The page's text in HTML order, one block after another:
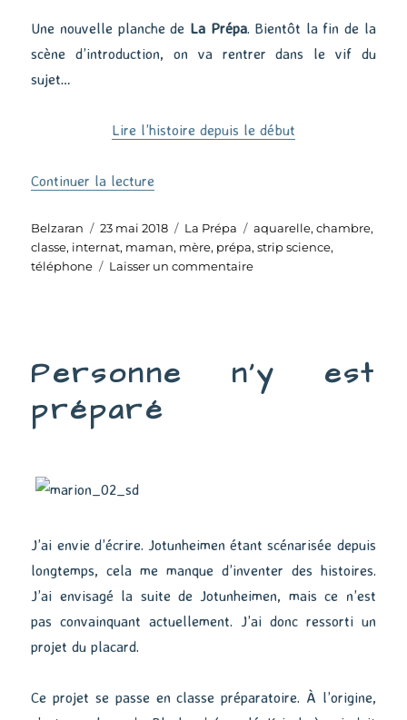
Une nouvelle planche de La Prépa. Bientôt la fin de la
scène d’introduction, on va rentrer dans le vif du
sujet…
Lire l’histoire depuis le début
Continuer la lecture
Auteur
Belzaran
Publié
le
23 mai 2018 Catégories
La Prépa Étiquettes
aquarelle,chambre,
classe, internat, maman, mère, prépa,strip science,
téléphone
Laisser un commentairesur
Personne n’y est
préparé
J’ai envie d’écrire. Jotunheimen étant scénarisée depuis
longtemps, cela me manque d’inventer des histoires.
J’ai envisagé la suite de Jotunheimen, mais ce n’est
pas convainquant actuellement. J’ai donc ressorti un
projet du placard.
Ce projet se passe en classe préparatoire. À l’origine,